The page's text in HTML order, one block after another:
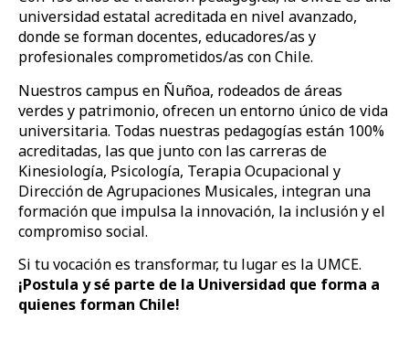
universidad estatal acreditada en nivel avanzado,
donde se forman docentes, educadores/as y
profesionales comprometidos/as con Chile.
Nuestros campus en Ñuñoa, rodeados de áreas
verdes y patrimonio, ofrecen un entorno único de vida
universitaria. Todas nuestras pedagogías están 100%
acreditadas, las que junto con las carreras de
Kinesiología, Psicología, Terapia Ocupacional y
Dirección de Agrupaciones Musicales, integran una
formación que impulsa la innovación, la inclusión y el
compromiso social.
Si tu vocación es transformar, tu lugar es la UMCE.
¡Postula y sé parte de la Universidad que forma a
quienes forman Chile!